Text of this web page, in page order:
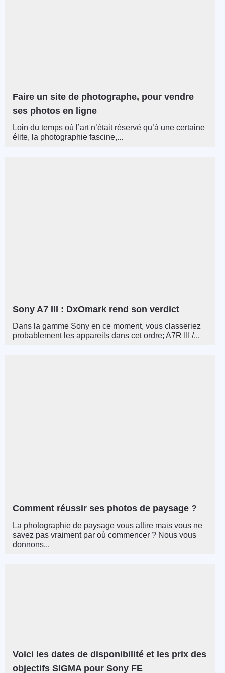
Faire un site de photographe, pour vendre
ses photos en ligne
Loin du temps où l’art n’était réservé qu’à une certaine
élite, la photographie fascine,...
Sony A7 III : DxOmark rend son verdict
Dans la gamme Sony en ce moment, vous classeriez
probablement les appareils dans cet ordre; A7R III /...
Comment réussir ses photos de paysage ?
La photographie de paysage vous attire mais vous ne
savez pas vraiment par où commencer ? Nous vous
donnons...
Voici les dates de disponibilité et les prix des
objectifs SIGMA pour Sony FE